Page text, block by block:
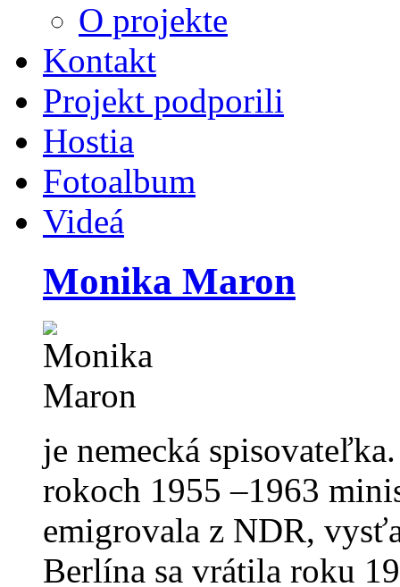
O projekte
Kontakt
Projekt podporili
Hostia
Fotoalbum
Videá
Monika Maron
je nemecká
rokoch 1955 –1963
emigrovala z NDR,
Berlína sa vrátila roku